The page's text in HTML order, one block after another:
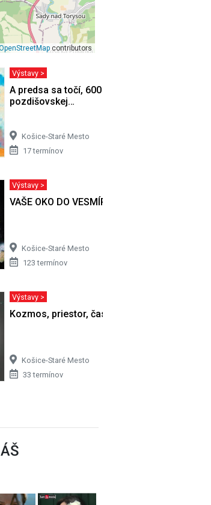
contributors
Výstavy >
A predsa sa točí, 600 rokov
pozdišovskej…
Košice-Staré Mesto
17 termínov
Výstavy >
VAŠE OKO DO VESMÍRU
Košice-Staré Mesto
123 termínov
Výstavy >
Kozmos, priestor, čas
Košice-Staré Mesto
33 termínov